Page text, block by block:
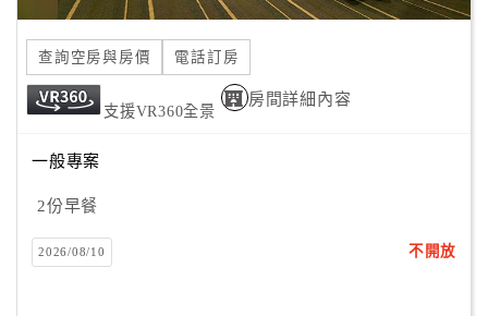
合
作
提
案
店
作
查詢空房與房價 電話訂房
支援VR360全景
房間詳細內容
一般專案
2份早餐
2026/08/10 不開放